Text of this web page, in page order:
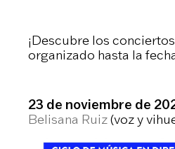
¡Descubre los
organizado hasta la
23 de noviembre de
Belisana Ruiz(voz y